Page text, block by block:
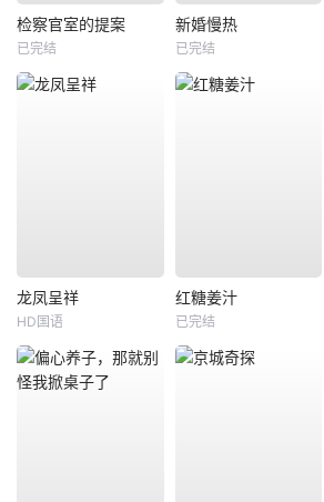
检察官室的提案
已完结
新婚慢热
已完结
龙凤呈祥
HD国语
红糖姜汁
已完结